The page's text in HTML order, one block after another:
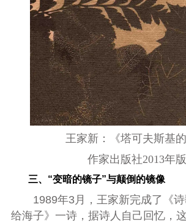
王家新：《塔可夫斯基的
作家出版社2013年版
三、“变暗的镜子”与颠倒的镜像
1989年3月，王家新完成了《
给海子》一诗，据诗人自己回忆，